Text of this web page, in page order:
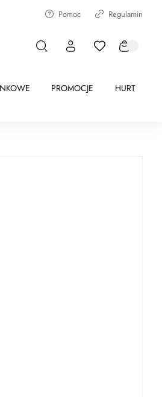
Pomoc Regulamin
PROMOCJE HURT